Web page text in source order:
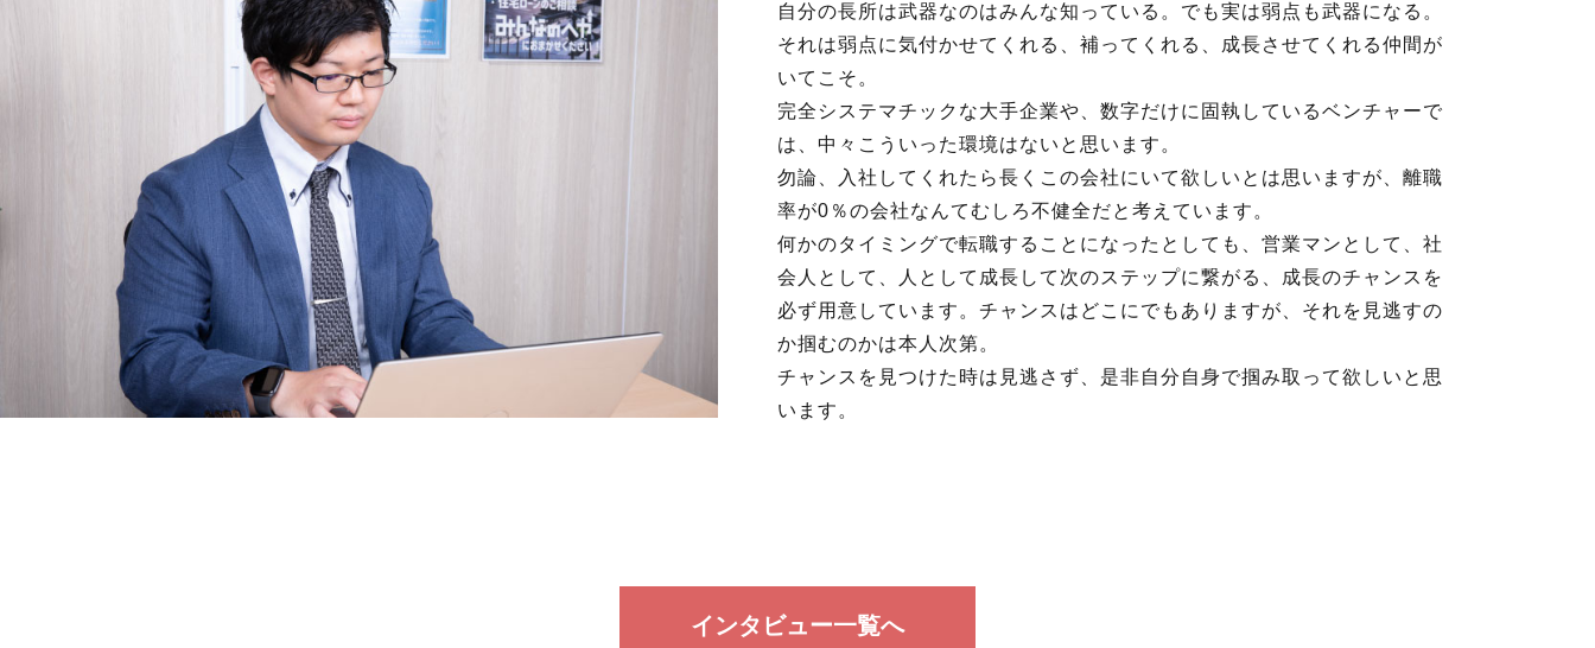
自分の長所は武器なのはみんな知っている。でも実は弱点も武器になる。
それは弱点に気付かせてくれる、補ってくれる、成長させてくれる仲間が
いてこそ。
完全システマチックな大手企業や、数字だけに固執しているベンチャーで
は、中々こういった環境はないと思います。
勿論、入社してくれたら長くこの会社にいて欲しいとは思いますが、離職
率が0％の会社なんてむしろ不健全だと考えています。
何かのタイミングで転職することになったとしても、営業マンとして、社
会人として、人として成長して次のステップに繋がる、成長のチャンスを
必ず用意しています。チャンスはどこにでもありますが、それを見逃すの
か掴むのかは本人次第。
チャンスを見つけた時は見逃さず、是非自分自身で掴み取って欲しいと思
います。
インタビュー一覧へ